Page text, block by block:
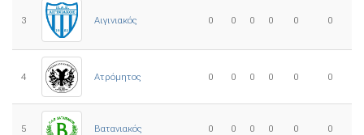
3 Αιγινιακός 0 0 0 0 0 0
4 Ατρόμητος 0 0 0 0 0 0
5 Βατανιακός 0 0 0 0 0 0